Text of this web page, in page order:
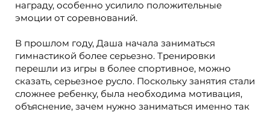
награду, особенно усилило положительные
эмоции от соревнований.
В прошлом году, Даша начала заниматься
гимнастикой более серьезно. Тренировки
перешли из игры в более спортивное, можно
сказать, серьезное русло. Поскольку занятия стали
сложнее ребенку, была необходима мотивация,
объяснение, зачем нужно заниматься именно так